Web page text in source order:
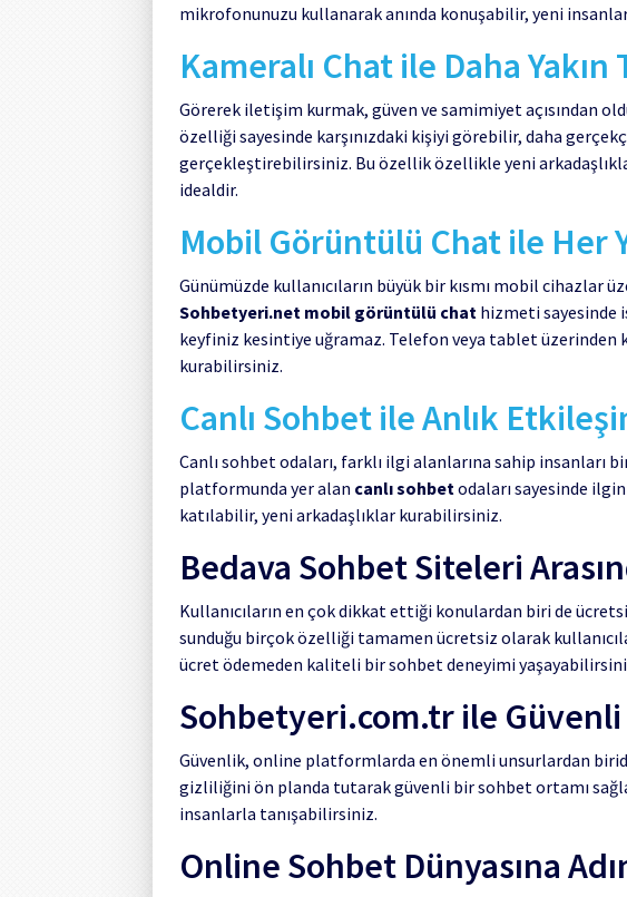
mikrofonunuzu kullanarak anında konuşabilir, yeni
Kameralı Chat ile Daha Yakın
Görerek iletişim kurmak, güven ve samimiyet açısından
özelliği sayesinde karşınızdaki kişiyi görebilir, daha
gerçekleştirebilirsiniz. Bu özellik özellikle yeni
idealdir.
Mobil Görüntülü Chat ile Her
Günümüzde kullanıcıların büyük bir kısmı mobil cihazlar
Sohbetyeri.net mobil görüntülü chat hizmeti sayesinde
keyfiniz kesintiye uğramaz. Telefon veya tablet üzerinden
kurabilirsiniz.
Canlı Sohbet ile Anlık
Canlı sohbet odaları, farklı ilgi alanlarına sahip insanları
platformunda yer alan canlı sohbetodaları sayesinde
katılabilir, yeni arkadaşlıklar kurabilirsiniz.
Bedava Sohbet Siteleri
Kullanıcıların en çok dikkat ettiği konulardan biri de
sunduğu birçok özelliği tamamen ücretsiz olarak
ücret ödemeden kaliteli bir sohbet deneyimi
Sohbetyeri.com.tr ile
Güvenlik, online platformlarda en önemli unsurlardan
gizliliğini ön planda tutarak güvenli bir sohbet ortamı
insanlarla tanışabilirsiniz.
Online Sohbet Dünyasına